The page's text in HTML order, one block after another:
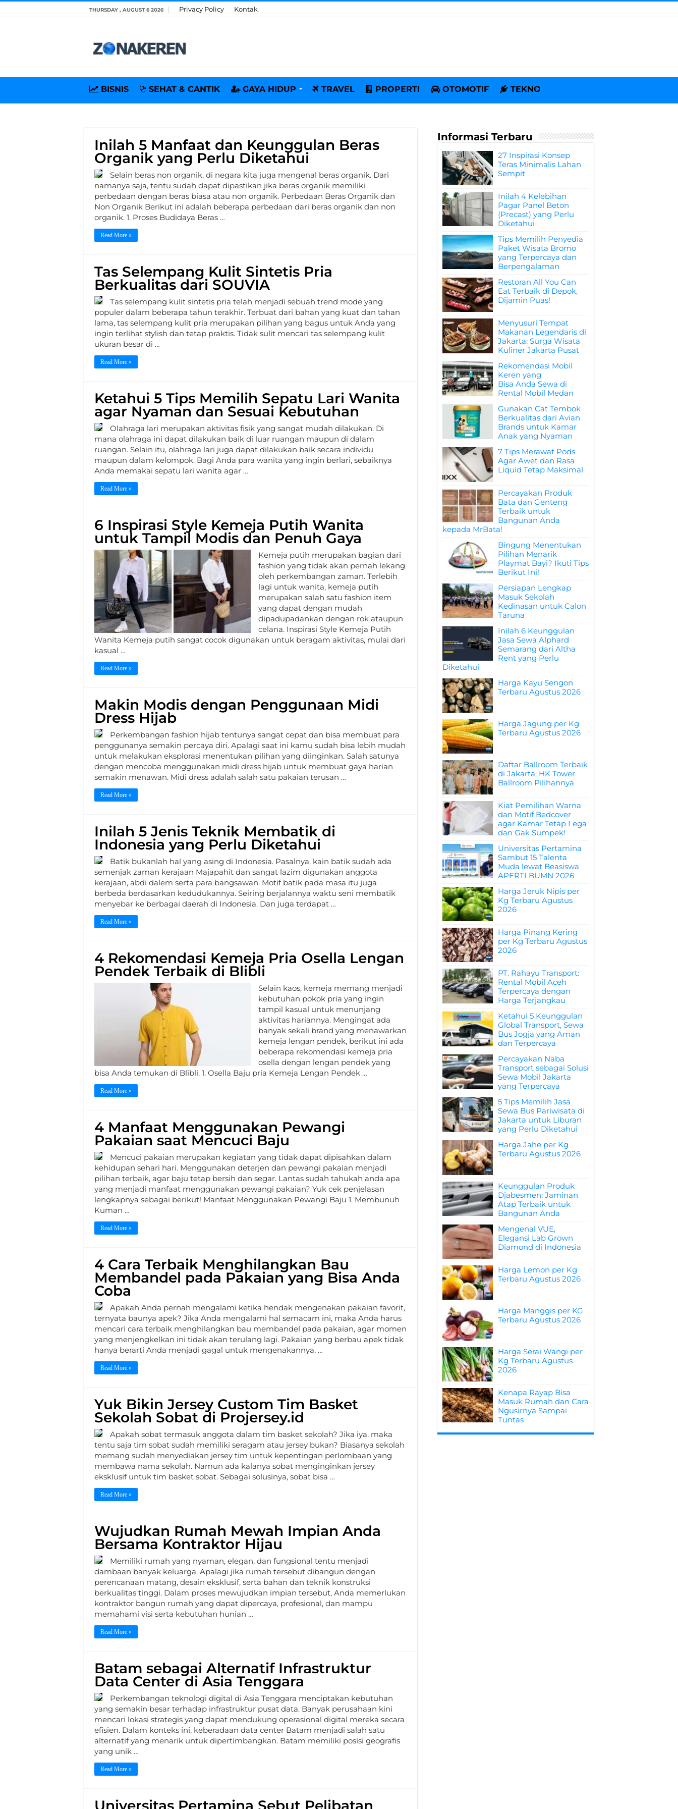
THURSDAY , AUGUST 6 2026 Privacy Policy Kontak
BISNIS SEHAT & CANTIK GAYA HIDUP TRAVEL PROPERTI OTOMOTIF TEKNO
Inilah 5 Manfaat dan Keunggulan Beras
Organik yang Perlu Diketahui
Selain beras non organik, di negara kita juga mengenal beras organik. Dari
namanya saja, tentu sudah dapat dipastikan jika beras organik memiliki
perbedaan dengan beras biasa atau non organik. Perbedaan Beras Organik dan
Non Organik Berikut ini adalah beberapa perbedaan dari beras organik dan non
organik. 1. Proses Budidaya Beras …
Read More »
Tas Selempang Kulit Sintetis Pria
Berkualitas dari SOUVIA
Tas selempang kulit sintetis pria telah menjadi sebuah trend mode yang
populer dalam beberapa tahun terakhir. Terbuat dari bahan yang kuat dan tahan
lama, tas selempang kulit pria merupakan pilihan yang bagus untuk Anda yang
ingin terlihat stylish dan tetap praktis. Tidak sulit mencari tas selempang kulit
ukuran besar di …
Read More »
Ketahui 5 Tips Memilih Sepatu Lari Wanita
agar Nyaman dan Sesuai Kebutuhan
Olahraga lari merupakan aktivitas fisik yang sangat mudah dilakukan. Di
mana olahraga ini dapat dilakukan baik di luar ruangan maupun di dalam
ruangan. Selain itu, olahraga lari juga dapat dilakukan baik secara individu
maupun dalam kelompok. Bagi Anda para wanita yang ingin berlari, sebaiknya
Anda memakai sepatu lari wanita agar …
Read More »
6 Inspirasi Style Kemeja Putih Wanita
untuk Tampil Modis dan Penuh Gaya
Kemeja putih merupakan bagian dari
fashion yang tidak akan pernah lekang
oleh perkembangan zaman. Terlebih
lagi untuk wanita, kemeja putih
merupakan salah satu fashion item
yang dapat dengan mudah
dipadupadankan dengan rok ataupun
celana. Inspirasi Style Kemeja Putih
Wanita Kemeja putih sangat cocok digunakan untuk beragam aktivitas, mulai dari
kasual …
Read More »
Makin Modis dengan Penggunaan Midi
Dress Hijab
Perkembangan fashion hijab tentunya sangat cepat dan bisa membuat para
penggunanya semakin percaya diri. Apalagi saat ini kamu sudah bisa lebih mudah
untuk melakukan eksplorasi menentukan pilihan yang diinginkan. Salah satunya
dengan mencoba menggunakan midi dress hijab untuk membuat gaya harian
semakin menawan. Midi dress adalah salah satu pakaian terusan …
Read More »
Inilah 5 Jenis Teknik Membatik di
Indonesia yang Perlu Diketahui
Batik bukanlah hal yang asing di Indonesia. Pasalnya, kain batik sudah ada
semenjak zaman kerajaan Majapahit dan sangat lazim digunakan anggota
kerajaan, abdi dalem serta para bangsawan. Motif batik pada masa itu juga
berbeda berdasarkan kedudukannya. Seiring berjalannya waktu seni membatik
menyebar ke berbagai daerah di Indonesia. Dan juga terdapat …
Read More »
4 Rekomendasi Kemeja Pria Osella Lengan
Pendek Terbaik di Blibli
Selain kaos, kemeja memang menjadi
kebutuhan pokok pria yang ingin
tampil kasual untuk menunjang
aktivitas hariannya. Mengingat ada
banyak sekali brand yang menawarkan
kemeja lengan pendek, berikut ini ada
beberapa rekomendasi kemeja pria
osella dengan lengan pendek yang
bisa Anda temukan di Blibli. 1. Osella Baju pria Kemeja Lengan Pendek …
Read More »
4 Manfaat Menggunakan Pewangi
Pakaian saat Mencuci Baju
Mencuci pakaian merupakan kegiatan yang tidak dapat dipisahkan dalam
kehidupan sehari hari. Menggunakan deterjen dan pewangi pakaian menjadi
pilihan terbaik, agar baju tetap bersih dan segar. Lantas sudah tahukah anda apa
yang menjadi manfaat menggunakan pewangi pakaian? Yuk cek penjelasan
lengkapnya sebagai berikut! Manfaat Menggunakan Pewangi Baju 1. Membunuh
Kuman …
Read More »
4 Cara Terbaik Menghilangkan Bau
Membandel pada Pakaian yang Bisa Anda
Coba
Apakah Anda pernah mengalami ketika hendak mengenakan pakaian favorit,
ternyata baunya apek? Jika Anda mengalami hal semacam ini, maka Anda harus
mencari cara terbaik menghilangkan bau membandel pada pakaian, agar momen
yang menjengkelkan ini tidak akan terulang lagi. Pakaian yang berbau apek tidak
hanya berarti Anda menjadi gagal untuk mengenakannya, …
Read More »
Yuk Bikin Jersey Custom Tim Basket
Sekolah Sobat di Projersey.id
Apakah sobat termasuk anggota dalam tim basket sekolah? Jika iya, maka
tentu saja tim sobat sudah memiliki seragam atau jersey bukan? Biasanya sekolah
memang sudah menyediakan jersey tim untuk kepentingan perlombaan yang
membawa nama sekolah. Namun ada kalanya sobat menginginkan jersey
eksklusif untuk tim basket sobat. Sebagai solusinya, sobat bisa …
Read More »
Wujudkan Rumah Mewah Impian Anda
Bersama Kontraktor Hijau
Memiliki rumah yang nyaman, elegan, dan fungsional tentu menjadi
dambaan banyak keluarga. Apalagi jika rumah tersebut dibangun dengan
perencanaan matang, desain eksklusif, serta bahan dan teknik konstruksi
berkualitas tinggi. Dalam proses mewujudkan impian tersebut, Anda memerlukan
kontraktor bangun rumah yang dapat dipercaya, profesional, dan mampu
memahami visi serta kebutuhan hunian …
Read More »
Batam sebagai Alternatif Infrastruktur
Data Center di Asia Tenggara
Perkembangan teknologi digital di Asia Tenggara menciptakan kebutuhan
yang semakin besar terhadap infrastruktur pusat data. Banyak perusahaan kini
mencari lokasi strategis yang dapat mendukung operasional digital mereka secara
efisien. Dalam konteks ini, keberadaan data center Batam menjadi salah satu
alternatif yang menarik untuk dipertimbangkan. Batam memiliki posisi geografis
yang unik …
Read More »
Universitas Pertamina Sebut Pelibatan
Informasi Terbaru
27 Inspirasi Konsep
Teras Minimalis Lahan
Sempit
Inilah 4 Kelebihan
Pagar Panel Beton
(Precast) yang Perlu
Diketahui
Tips Memilih Penyedia
Paket Wisata Bromo
yang Terpercaya dan
Berpengalaman
Restoran All You Can
Eat Terbaik di Depok,
Dijamin Puas!
Menyusuri Tempat
Makanan Legendaris di
Jakarta: Surga Wisata
Kuliner Jakarta Pusat
Rekomendasi Mobil
Keren yang
Bisa Anda Sewa di
Rental Mobil Medan
Gunakan Cat Tembok
Berkualitas dari Avian
Brands untuk Kamar
Anak yang Nyaman
7 Tips Merawat Pods
Agar Awet dan Rasa
Liquid Tetap Maksimal
Percayakan Produk
Bata dan Genteng
Terbaik untuk
Bangunan Anda
kepada MrBata!
Bingung Menentukan
Pilihan Menarik
Playmat Bayi? Ikuti Tips
Berikut Ini!
Persiapan Lengkap
Masuk Sekolah
Kedinasan untuk Calon
Taruna
Inilah 6 Keunggulan
Jasa Sewa Alphard
Semarang dari Altha
Rent yang Perlu
Diketahui
Harga Kayu Sengon
Terbaru Agustus 2026
Harga Jagung per Kg
Terbaru Agustus 2026
Daftar Ballroom Terbaik
di Jakarta, HK Tower
Ballroom Pilihannya
Kiat Pemilihan Warna
dan Motif Bedcover
agar Kamar Tetap Lega
dan Gak Sumpek!
Universitas Pertamina
Sambut 15 Talenta
Muda lewat Beasiswa
APERTI BUMN 2026
Harga Jeruk Nipis per
Kg Terbaru Agustus
2026
Harga Pinang Kering
per Kg Terbaru Agustus
2026
PT. Rahayu Transport:
Rental Mobil Aceh
Terpercaya dengan
Harga Terjangkau
Ketahui 5 Keunggulan
Global Transport, Sewa
Bus Jogja yang Aman
dan Terpercaya
Percayakan Naba
Transport sebagai Solusi
Sewa Mobil Jakarta
yang Terpercaya
5 Tips Memilih Jasa
Sewa Bus Pariwisata di
Jakarta untuk Liburan
yang Perlu Diketahui
Harga Jahe per Kg
Terbaru Agustus 2026
Keunggulan Produk
Djabesmen: Jaminan
Atap Terbaik untuk
Bangunan Anda
Mengenal VUE,
Elegansi Lab Grown
Diamond di Indonesia
Harga Lemon per Kg
Terbaru Agustus 2026
Harga Manggis per KG
Terbaru Agustus 2026
Harga Serai Wangi per
Kg Terbaru Agustus
2026
Kenapa Rayap Bisa
Masuk Rumah dan Cara
Ngusirnya Sampai
Tuntas